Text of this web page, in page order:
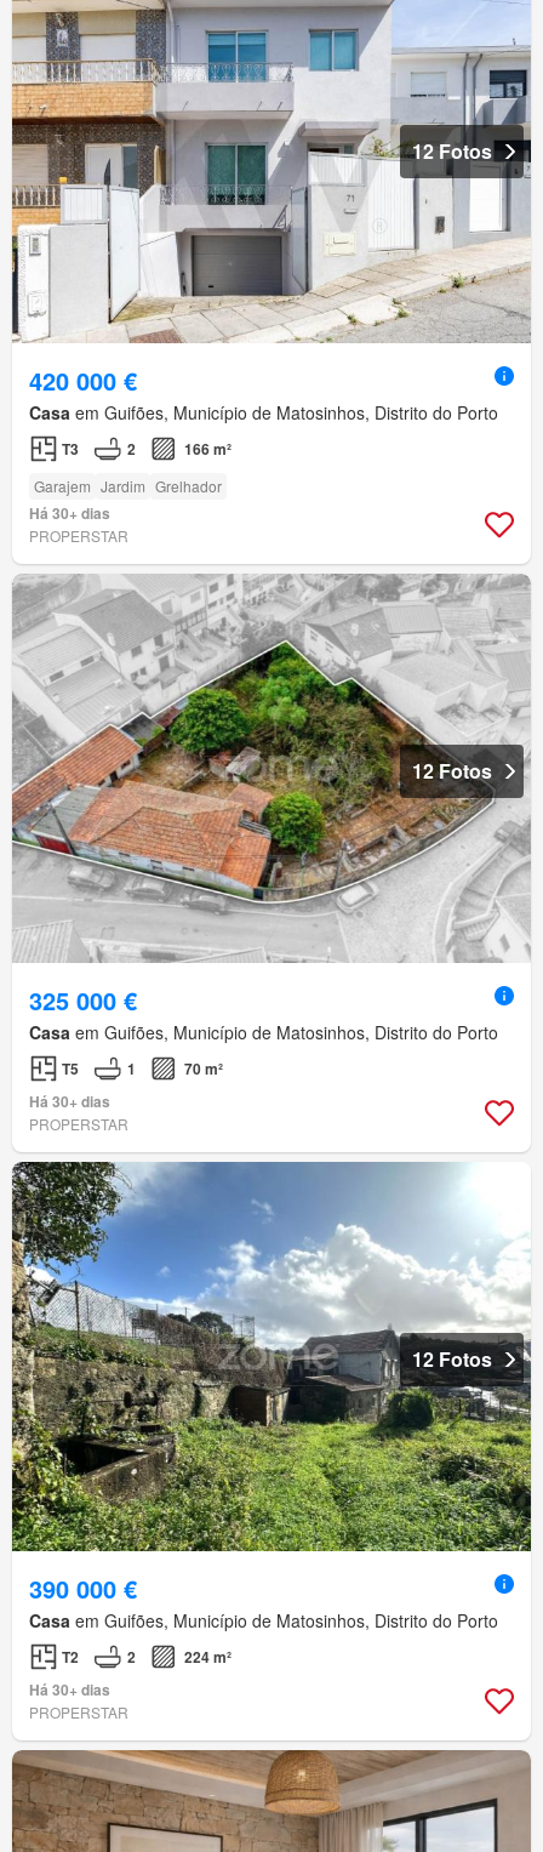
12 Fotos
420 000 €
Casa em Guifões, Município de Matosinhos, Distrito do Porto
T3 2 166 m²
Garajem Jardim Grelhador
Há 30+ dias
PROPERSTAR
12 Fotos
325 000 €
Casa em Guifões, Município de Matosinhos, Distrito do Porto
T5 1
70 m²
Há 30+ dias
PROPERSTAR
12 Fotos
390 000 €
Casa em Guifões, Município de Matosinhos, Distrito do Porto
T2 2
224 m²
Há 30+ dias
PROPERSTAR